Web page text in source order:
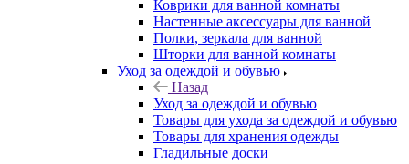
Коврики для ванной комнаты
Настенные аксессуары для ванной
Полки, зеркала для ванной
Шторки для ванной комнаты
Уход за одеждой и обувью
Назад
Уход за одеждой и обувью
Товары для ухода за одеждой и обувью
Товары для хранения одежды
Гладильные доски